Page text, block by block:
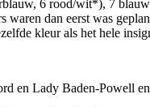
6 rood/wit*), 7
dan eerst was
kleur als het hele
en Lady Baden-Powell